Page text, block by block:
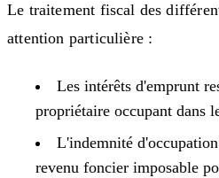
Le traitement fiscal des
attention particulière :
Les intérêts d'emprunt
propriétaire occupant dans
L'indemnité
revenu foncier imposable